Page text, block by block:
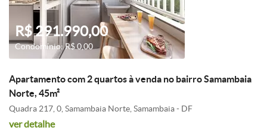
R$ 291.990,00
Condomínio: R$ 0,00
Apartamento com 2 quartos à venda no bairro Samambaia
Norte, 45m²
Quadra 217, 0, Samambaia Norte, Samambaia - DF
ver detalhe